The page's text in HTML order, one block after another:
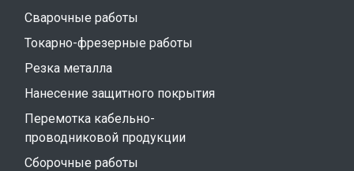
Сварочные работы
Токарно-фрезерные работы
Резка металла
Нанесение защитного покрытия
Перемотка кабельно-
проводниковой продукции
Сборочные работы